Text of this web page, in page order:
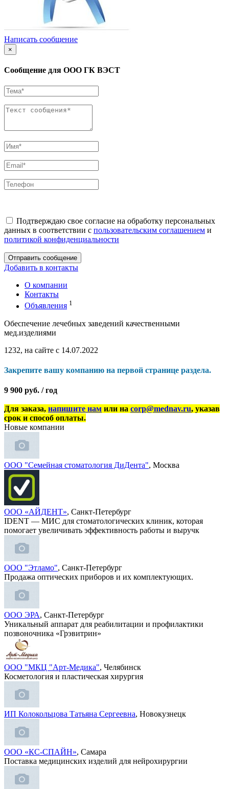
Написать сообщение
×
Сообщение для ООО ГК ВЭСТ
Подтверждаю свое согласие на обработку персональных
данных в соответствии с пользовательским соглашением и
политикой конфиденциальности
Отправить сообщение
Добавить в контакты
О компании
Контакты
Объявления 1
Обеспечение лечебных заведений качественными
мед.изделиями
1232, на сайте с 14.07.2022
Закрепите вашу компанию на первой странице раздела.
9 900 руб. / год
Для заказа, напишите нам или на corp@mednav.ru, указав
срок и способ оплаты.
Новые компании
ООО "Семейная стоматология ДиДента", Москва
ООО «АЙДЕНТ», Санкт-Петербург
IDENT — МИС для стоматологических клиник, которая
помогает увеличивать эффективность работы и выручк
ООО "Этламо", Санкт-Петербург
Продажа оптических приборов и их комплектующих.
ООО ЭРА, Санкт-Петербург
Уникальный аппарат для реабилитации и профилактики
позвоночника «Грэвитрин»
ООО "МКЦ "Арт-Медика", Челябинск
Косметология и пластическая хирургия
ИП Колокольцова Татьяна Сергеевна, Новокузнецк
ООО «КС-СПАЙН», Самара
Поставка медицинских изделий для нейрохирургии